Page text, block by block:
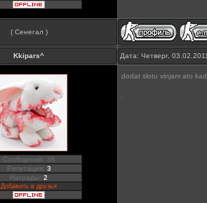
( Сенегал )
Kkipars^ Дата: Четверг,
Сообщений: 36
Репутация: 3
Награды:2
Добавить в друзья
dodat slotu vinjam ato